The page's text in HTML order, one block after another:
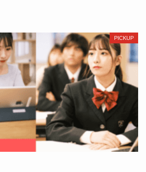
PICKUP